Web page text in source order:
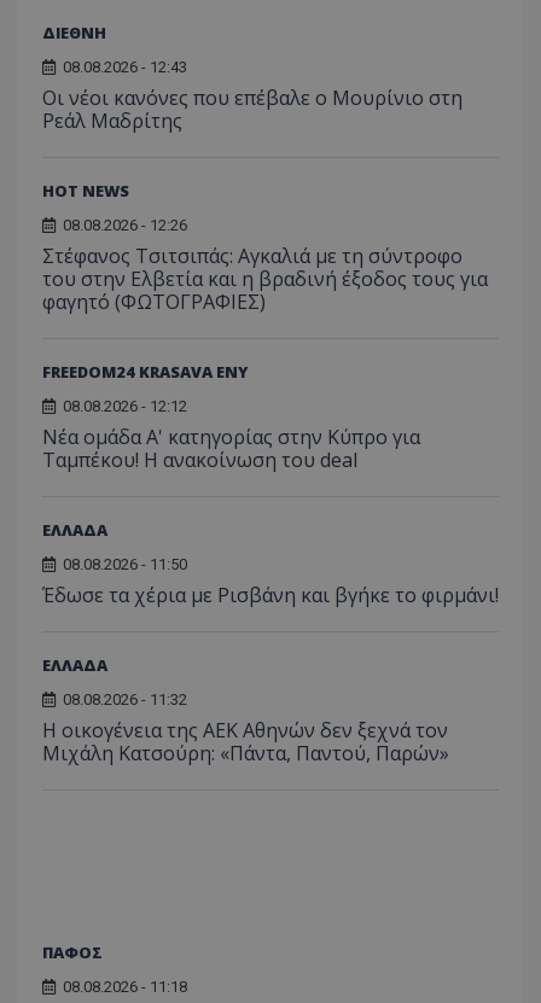
ΔΙΕΘΝΗ
08.08.2026 - 12:43
Οι νέοι κανόνες που επέβαλε ο Μουρίνιο στη
Ρεάλ Μαδρίτης
HOT NEWS
08.08.2026 - 12:26
Στέφανος Τσιτσιπάς: Αγκαλιά με τη σύντροφο
του στην Ελβετία και η βραδινή έξοδος τους για
φαγητό (ΦΩΤΟΓΡΑΦΙΕΣ)
FREEDOM24 KRASAVA ΕΝΥ
08.08.2026 - 12:12
Νέα ομάδα Α' κατηγορίας στην Κύπρο για
Ταμπέκου! Η ανακοίνωση του deal
ΕΛΛΑΔΑ
08.08.2026 - 11:50
Έδωσε τα χέρια με Ρισβάνη και βγήκε το φιρμάνι!
ΕΛΛΑΔΑ
08.08.2026 - 11:32
Η οικογένεια της ΑΕΚ Αθηνών δεν ξεχνά τον
Μιχάλη Κατσούρη: «Πάντα, Παντού, Παρών»
ΠΑΦΟΣ
08.08.2026 - 11:18